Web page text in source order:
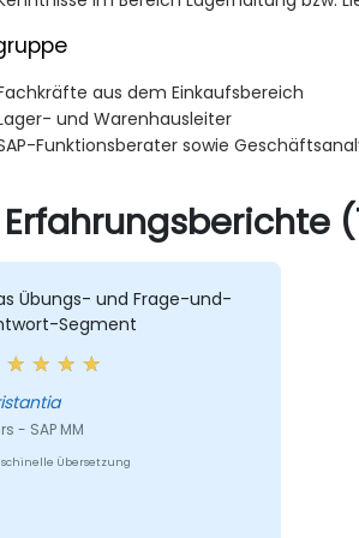
aus dem Einkaufsbereich
und Warenhausleiter
Funktionsberater sowie
Erfahrungsberichte
Übungs- und Frage-und-
Segment
- SAP MM
Übersetzung